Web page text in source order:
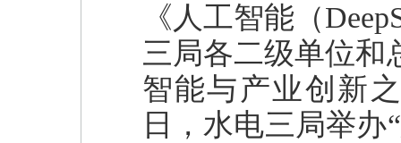
《人工智能（
三局各二级单位和
智能与产业创新
日，水电三局举